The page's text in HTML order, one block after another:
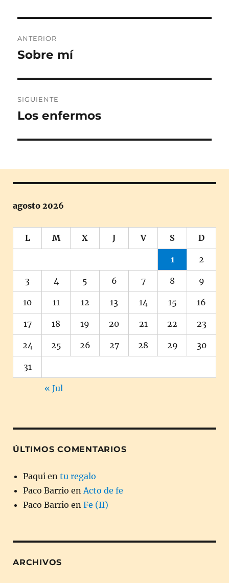
de
ANTERIOR
Entrada
Sobre mí
SIGUIENTE
Entrada
Los enfermos
agosto 2026
L M X J V S D
1 2
3 4 5 6 7 8 9
10 11 12 13 14 15 16
17 18 19 20 21 22 23
24 25 26 27 28 29 30
31
« Jul
ÚLTIMOS COMENTARIOS
Paqui en tu regalo
Paco Barrio en Acto de fe
Paco Barrio en Fe (II)
ARCHIVOS